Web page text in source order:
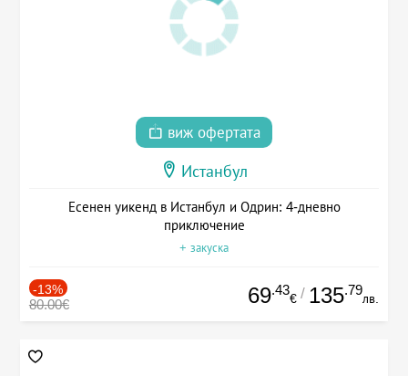
виж офертата
Истанбул
Есенен уикенд в Истанбул и Одрин: 4-дневно
приключение
+ закуска
-13%
80.00€ 69.43
€ / 135.79
лв.